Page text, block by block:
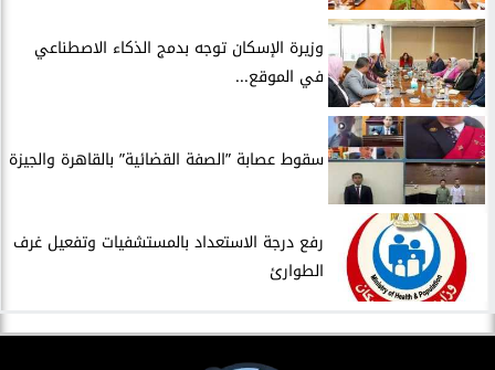
​وزيرة الإسكان توجه بدمج الذكاء الاصطناعي
في الموقع...
سقوط عصابة ”الصفة القضائية” بالقاهرة والجيزة
​رفع درجة الاستعداد بالمستشفيات وتفعيل غرف
الطوارئ